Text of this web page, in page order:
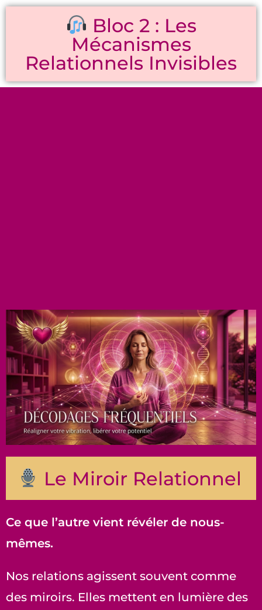
Bloc 2 : Les
Mécanismes
Relationnels Invisibles
Le Miroir Relationnel
Ce que l’autre vient révéler de nous-
mêmes.
Nos relations agissent souvent comme
des miroirs. Elles mettent en lumière des